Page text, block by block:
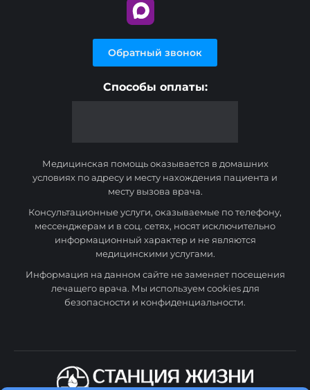
Обратный звонок
Способы оплаты:
Медицинская помощь оказывается в домашних
условиях по адресу и месту нахождения пациента и
месту вызова врача.
Консультационные услуги, оказываемые по телефону,
мессенджерам и в соц. сетях, носят исключительно
информационный характер и не являются
медицинскими услугами.
Информация на данном сайте не заменяет посещения
лечащего врача. Мы используем cookies для
безопасности и конфиденциальности.